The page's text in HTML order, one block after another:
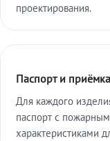
проектирования.
Паспорт и приёмка
Для каждого
паспорт с
характеристиками